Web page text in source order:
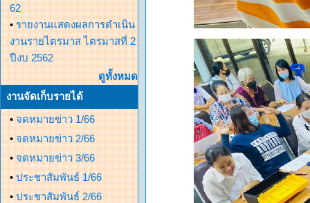
62
• รายงานแสดงผลการดำเนิน
งานรายไตรมาส ไตรมาสที่ 2
ปีงบ 2562
ดูทั้งหมด
งานจัดเก็บรายได้
• จดหมายข่าว 1/66
• จดหมายข่าว 2/66
• จดหมายข่าว 3/66
• ประชาสัมพันธ์ 1/66
• ประชาสัมพันธ์ 2/66